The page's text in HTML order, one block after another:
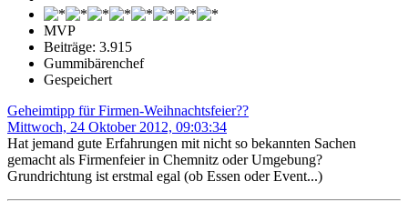
MVP
Beiträge: 3.915
Gummibärenchef
Gespeichert
Geheimtipp für Firmen-Weihnachtsfeier??
Mittwoch, 24 Oktober 2012, 09:03:34
Hat jemand gute Erfahrungen mit nicht so bekannten Sachen
gemacht als Firmenfeier in Chemnitz oder Umgebung?
Grundrichtung ist erstmal egal (ob Essen oder Event...)